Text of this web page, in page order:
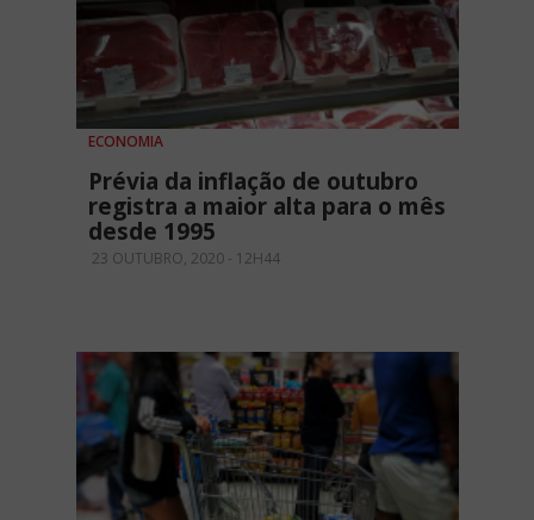
ECONOMIA
Prévia da inflação de outubro
registra a maior alta para o mês
desde 1995
23 OUTUBRO, 2020 - 12H44